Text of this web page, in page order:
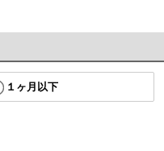
１ヶ月以下